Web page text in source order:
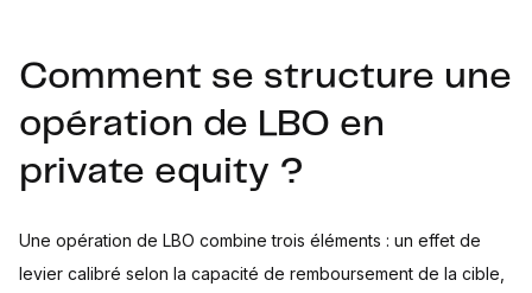
Comment se structure une
opération de LBO en
private equity ?
Une opération de LBO combine trois éléments : un effet de
levier calibré selon la capacité de remboursement de la cible,